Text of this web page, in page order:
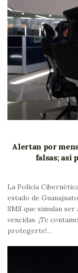
Alertan por
falsas; así
La Policía
estado de
SMS que simulan
vencidas. ¡Te
protegerte!...